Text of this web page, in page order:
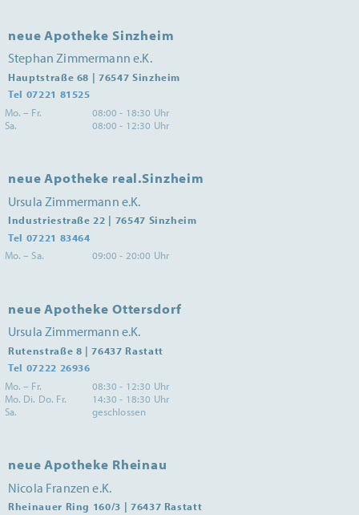
neue Apotheke Sinzheim
Stephan Zimmermann e.K.
Hauptstraße 68 | 76547 Sinzheim
Tel 07221 81525
Mo. – Fr.
08:00 - 18:30 Uhr
Sa.
08:00 - 12:30 Uhr
neue Apotheke real.Sinzheim
Ursula Zimmermann e.K.
Industriestraße 22 | 76547 Sinzheim
Tel 07221 83464
Mo. – Sa.
09:00 - 20:00 Uhr
neue Apotheke Ottersdorf
Ursula Zimmermann e.K.
Rutenstraße 8 | 76437 Rastatt
Tel 07222 26936
Mo. – Fr.
08:30 - 12:30 Uhr
Mo. Di. Do. Fr.
14:30 - 18:30 Uhr
Sa.
geschlossen
neue Apotheke Rheinau
Nicola Franzen e.K.
Rheinauer Ring 160/3 | 76437 Rastatt